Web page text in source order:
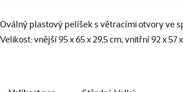
superzoo.product.detail.content
Oválný plastový pelíšek s větracími otvory ve
Velikost: vnější 95 x 65 x 29,5 cm, vnitřní 92 x 57